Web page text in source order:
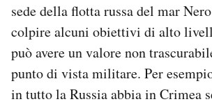
sede della flotta russa del mar
colpire alcuni obiettivi di alto
può avere un valore non
punto di vista militare. Per
in tutto la Russia abbia in Crimea